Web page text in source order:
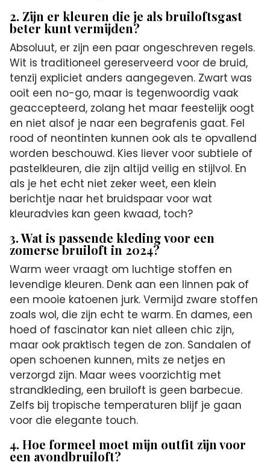
2. Zijn er kleuren die je als bruiloftsgast
beter kunt vermijden?
Absoluut, er zijn een paar ongeschreven regels.
Wit is traditioneel gereserveerd voor de bruid,
tenzij expliciet anders aangegeven. Zwart was
ooit een no-go, maar is tegenwoordig vaak
geaccepteerd, zolang het maar feestelijk oogt
en niet alsof je naar een begrafenis gaat. Fel
rood of neontinten kunnen ook als te opvallend
worden beschouwd. Kies liever voor subtiele of
pastelkleuren, die zijn altijd veilig en stijlvol. En
als je het echt niet zeker weet, een klein
berichtje naar het bruidspaar voor wat
kleuradvies kan geen kwaad, toch?
3. Wat is passende kleding voor een
zomerse bruiloft in 2024?
Warm weer vraagt om luchtige stoffen en
levendige kleuren. Denk aan een linnen pak of
een mooie katoenen jurk. Vermijd zware stoffen
zoals wol, die zijn echt te warm. En dames, een
hoed of fascinator kan niet alleen chic zijn,
maar ook praktisch tegen de zon. Sandalen of
open schoenen kunnen, mits ze netjes en
verzorgd zijn. Maar wees voorzichtig met
strandkleding, een bruiloft is geen barbecue.
Zelfs bij tropische temperaturen blijf je gaan
voor die elegante touch.
4. Hoe formeel moet mijn outfit zijn voor
een avondbruiloft?